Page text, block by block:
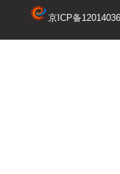
京ICP备